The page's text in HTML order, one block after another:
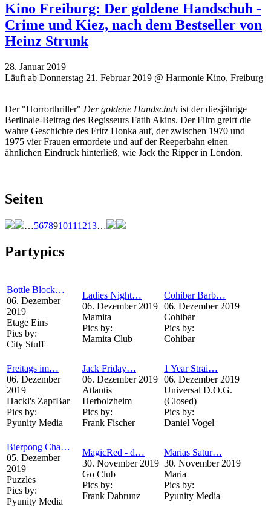
Kino Freiburg: Der goldene Handschuh -
Crime und Kiez, nach dem Bestseller von
Heinz Strunk
28. Januar 2019
Läuft ab Donnerstag 21. Februar 2019 @ Harmonie Kino, Freiburg
Der "Horrorthriller" Der goldene Handschuh ist der diesjährige
Berlinale-Beitrag des Regisseurs Fatih Akins. Der Film greift die
wahre Geschichte des Fritz Honka auf, der zwischen 1970 und
1975 vier Frauen ermordete und auf der Reeperbahn einen
ähnlichen Eindruck hinterließ, wie Jack the Ripper in London.
Seiten
…567891011 1213…
Partypics
Bottle Block…
06. Dezember
2019
Etage Eins
Pics by:
City Stuff
Ladies Night…
06. Dezember 2019
Mamita
Pics by:
Mamita Club
Cohibar Barb…
06. Dezember 2019
Cohibar
Pics by:
Cohibar
Freitags im…
06. Dezember
2019
Hackl's ZapfBar
Pics by:
Pyunity Media
Jack Friday…
06. Dezember 2019
Atlantis
Herbolzheim
Pics by:
Frank Fischer
1 Year Strai…
06. Dezember 2019
Universal D.O.G.
(Closed)
Pics by:
Daniel Vogel
Bierpong Cha…
05. Dezember
2019
Puzzles
Pics by:
Pyunity Media
MagicRed - d…
30. November 2019
Go Club
Pics by:
Frank Dabrunz
Marias Satur…
30. November 2019
Maria
Pics by:
Pyunity Media